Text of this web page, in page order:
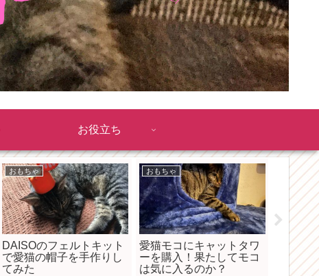
お役立ち
おもちゃ
DAISOのフェルトキット
で愛猫の帽子を手作りし
てみた
おもちゃ
愛猫モコにキャットタワ
ーを購入！果たしてモコ
は気に入るのか？
モコとの
家族に
モコの